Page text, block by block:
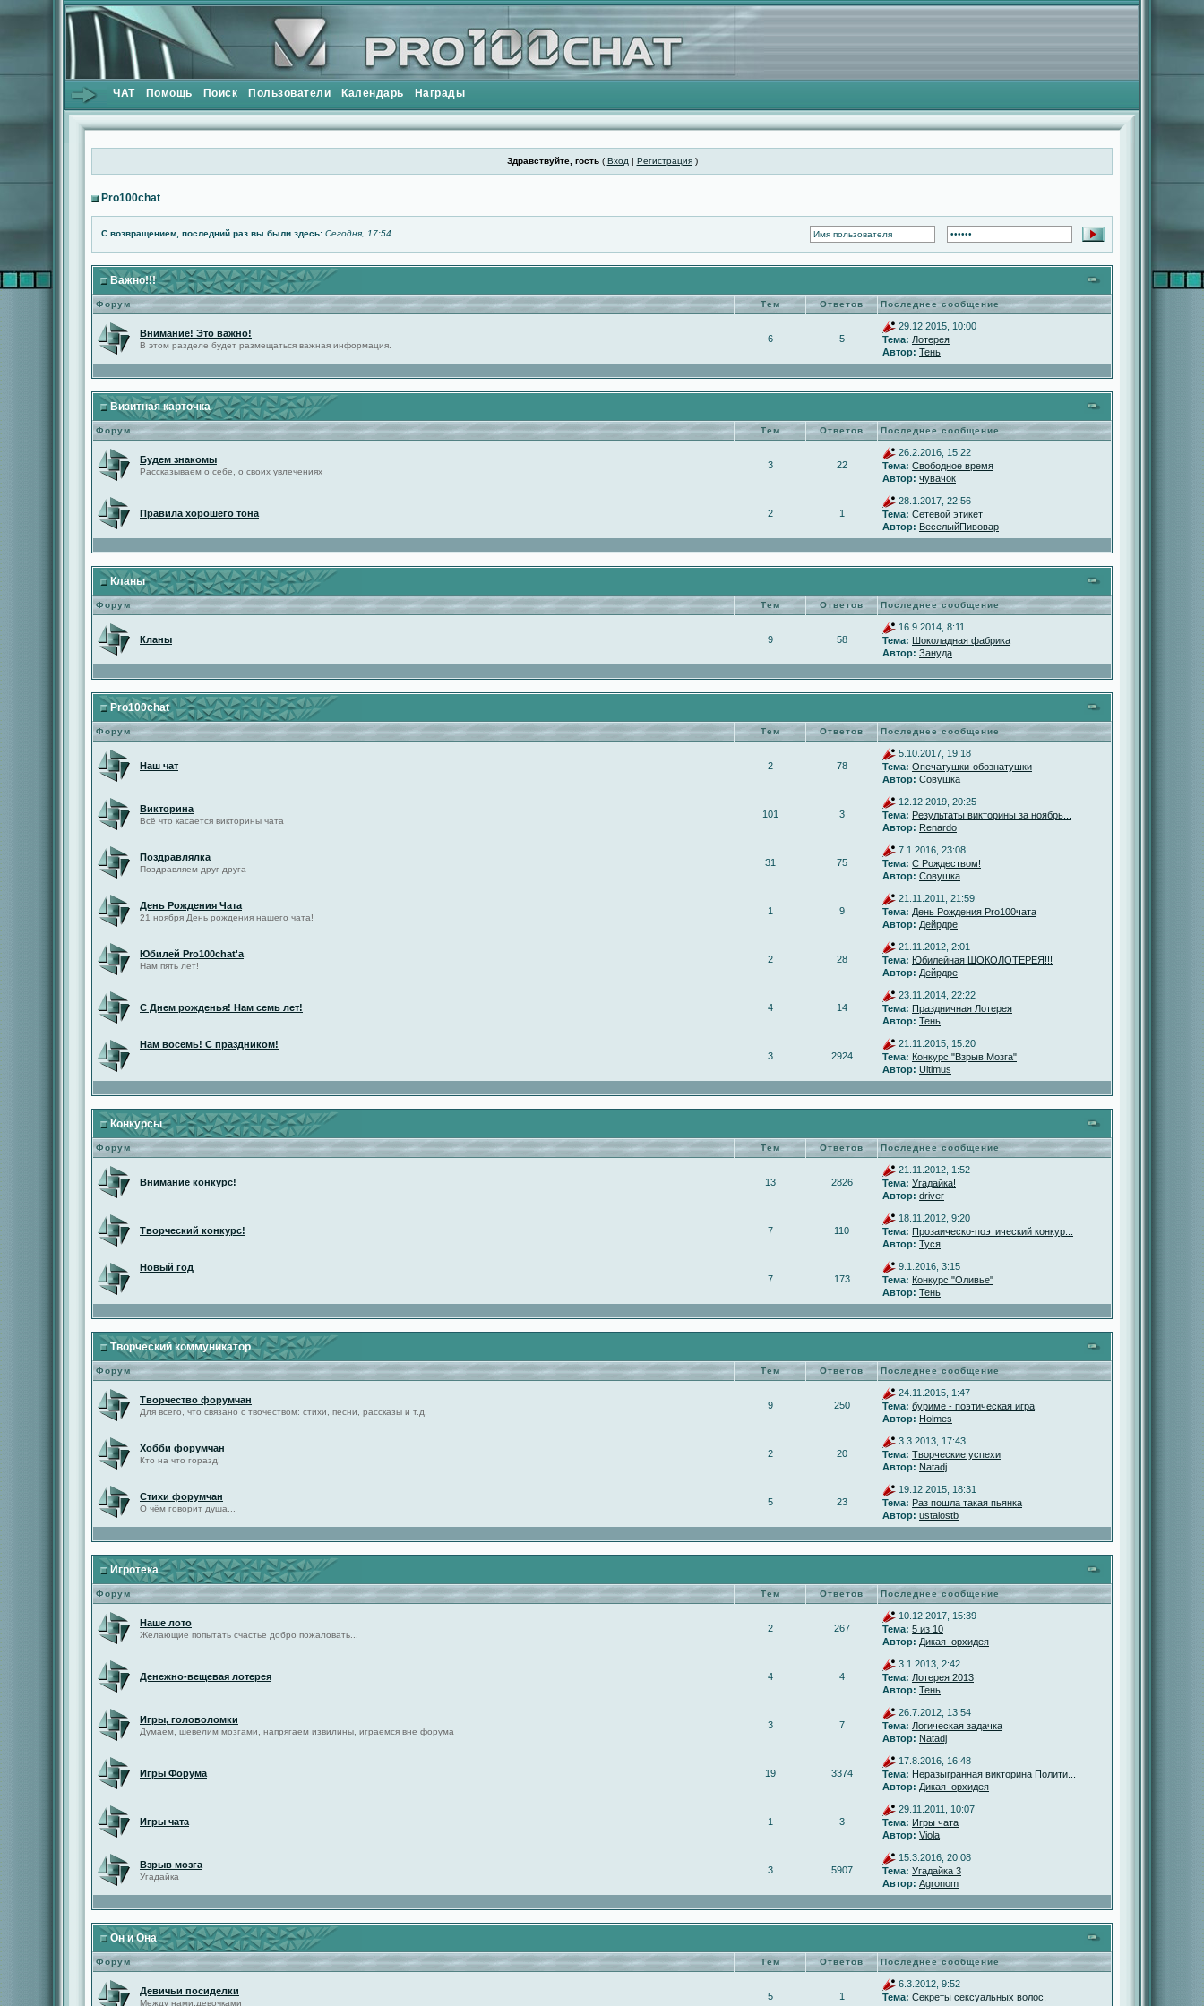
ЧАТ Помощь Поиск Пользователи Календарь Награды
Здравствуйте, гость( Вход | Регистрация)
Pro100chat
С возвращением, последний раз вы были здесь: Сегодня, 17:54
Важно!!!
Форум Тем Ответов Последнее сообщение
Внимание! Это важно!
В этом разделе будет размещаться важная информация.
6 5
29.12.2015, 10:00
Тема: Лотерея
Автор: Тень
Визитная карточка
Форум Тем Ответов Последнее сообщение
Будем знакомы
Рассказываем о себе, о своих увлечениях
3 22
26.2.2016, 15:22
Тема: Свободное время
Автор: чувачок
Правила хорошего тона 2 1
28.1.2017, 22:56
Тема: Сетевой этикет
Автор: ВеселыйПивовар
Кланы
Форум Тем Ответов Последнее сообщение
Кланы 9 58
16.9.2014, 8:11
Тема: Шоколадная фабрика
Автор: Зануда
Pro100chat
Форум Тем Ответов Последнее сообщение
Наш чат 2 78
5.10.2017, 19:18
Тема: Опечатушки-обознатушки
Автор: Совушка
Викторина
Всё что касается викторины чата
101 3
12.12.2019, 20:25
Тема: Результаты викторины за ноябрь...
Автор: Renardo
Поздравлялка
Поздравляем друг друга
31 75
7.1.2016, 23:08
Тема: С Рождеством!
Автор: Совушка
День Рождения Чата
21 ноября День рождения нашего чата!
1 9
21.11.2011, 21:59
Тема: День Рождения Pro100чата
Автор: Дейрдре
Юбилей Pro100chat'а
Нам пять лет!
2 28
21.11.2012, 2:01
Тема: Юбилейная ШОКОЛОТЕРЕЯ!!!
Автор: Дейрдре
С Днем рожденья! Нам семь лет! 4 14
23.11.2014, 22:22
Тема: Праздничная Лотерея
Автор: Тень
Нам восемь! С праздником!
3
2924
21.11.2015, 15:20
Тема: Конкурс "Взрыв Мозга"
Автор: Ultimus
Конкурсы
Форум Тем Ответов Последнее сообщение
Внимание конкурс! 13 2826
21.11.2012, 1:52
Тема: Угадайка!
Автор: driver
Творческий конкурс! 7 110
18.11.2012, 9:20
Тема: Прозаическо-поэтический конкур...
Автор: Туся
Новый год
7
173
9.1.2016, 3:15
Тема: Конкурс "Оливье"
Автор: Тень
Творческий коммуникатор
Форум Тем Ответов Последнее сообщение
Творчество форумчан
Для всего, что связано с твочеством: стихи, песни, рассказы и т.д.
9 250
24.11.2015, 1:47
Тема: буриме - поэтическая игра
Автор: Holmes
Хобби форумчан
Кто на что горазд!
2 20
3.3.2013, 17:43
Тема: Творческие успехи
Автор: Natadj
Стихи форумчан
О чём говорит душа...
5 23
19.12.2015, 18:31
Тема: Раз пошла такая пьянка
Автор: ustalostb
Игротека
Форум Тем Ответов Последнее сообщение
Наше лото
Желающие попытать счастье добро пожаловать...
2 267
10.12.2017, 15:39
Тема: 5 из 10
Автор: Дикая_орхидея
Денежно-вещевая лотерея 4 4
3.1.2013, 2:42
Тема: Лотерея 2013
Автор: Тень
Игры, головоломки
Думаем, шевелим мозгами, напрягаем извилины, играемся вне форума
3 7
26.7.2012, 13:54
Тема: Логическая задачка
Автор: Natadj
Игры Форума 19 3374
17.8.2016, 16:48
Тема: Неразыгранная викторина Полити...
Автор: Дикая_орхидея
Игры чата 1 3
29.11.2011, 10:07
Тема: Игры чата
Автор: Viola
Взрыв мозга
Угадайка
3 5907
15.3.2016, 20:08
Тема: Угадайка 3
Автор: Agronom
Он и Она
Форум Тем Ответов Последнее сообщение
Девичьи посиделки
Между нами,девочками
5 1
6.3.2012, 9:52
Тема: Секреты сексуальных волос.